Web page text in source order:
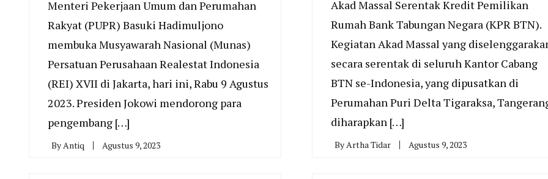
Menteri Pekerjaan Umum dan Perumahan
Rakyat (PUPR) Basuki Hadimuljono
membuka Musyawarah Nasional (Munas)
Persatuan Perusahaan Realestat Indonesia
(REI) XVII di Jakarta, hari ini, Rabu 9 Agustus
2023. Presiden Jokowi mendorong para
pengembang […]
By Antiq Agustus 9, 2023
Akad Massal Serentak Kredit Pemilikan
Rumah Bank Tabungan Negara (KPR BTN).
Kegiatan Akad Massal yang
secara serentak di seluruh Kantor Cabang
BTN se-Indonesia, yang dipusatkan di
Perumahan Puri Delta Tigaraksa,
diharapkan […]
By Artha Tidar Agustus 9, 2023